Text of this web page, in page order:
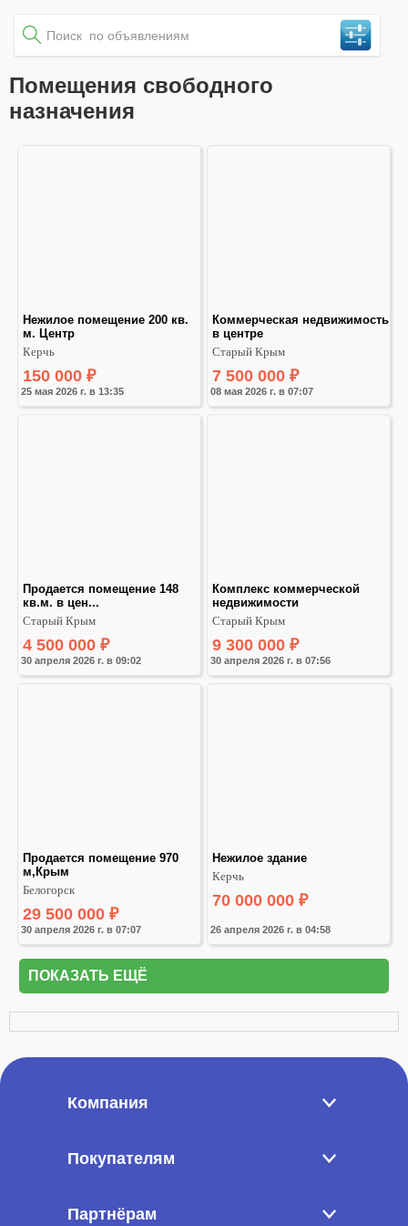
Помещения свободного
назначения
25 мая 2026 г. в 13:35
Нежилое помещение 200 кв.
м. Центр
Керчь
150 000 ₽
08 мая 2026 г. в 07:07
Коммерческая недвижимость
в центре
Старый Крым
7 500 000 ₽
30 апреля 2026 г. в 09:02
Продается помещение 148
кв.м. в цен...
Старый Крым
4 500 000 ₽
30 апреля 2026 г. в 07:56
Комплекс коммерческой
недвижимости
Старый Крым
9 300 000 ₽
30 апреля 2026 г. в 07:07
Продается помещение 970
м,Крым
Белогорск
29 500 000 ₽
26 апреля 2026 г. в 04:58
Нежилое здание
Керчь
70 000 000 ₽
ПОКАЗАТЬ ЕЩЁ
Компания
Покупателям
Партнёрам